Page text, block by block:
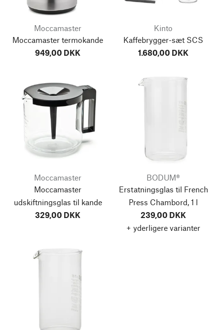
Moccamaster
Moccamaster termokande
949,00 DKK
Kinto
Kaffebrygger-sæt SCS
1.680,00 DKK
Moccamaster
Moccamaster
udskiftningsglas til kande
329,00 DKK
BODUM®
Erstatningsglas til French
Press Chambord, 1 l
239,00 DKK
+ yderligere varianter